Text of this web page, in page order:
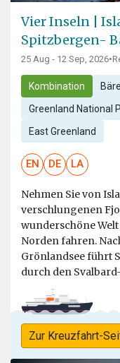
Vier Inseln |
Spitzbergen-
25 Aug - 12 Sep, 2026•
Kombination
Greenland National
East Greenland
EN DE LA
Nehmen Sie von
verschlungenen
wunderschöne Welt
Norden fahren.
Grönlandsee führt
durch den
Zur Kreuzfahrt-